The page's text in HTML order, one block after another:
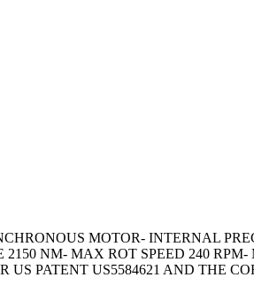
MOTOR- INTERNAL
NM- MAX ROT SPEED 240
PATENT US5584621 AND THE